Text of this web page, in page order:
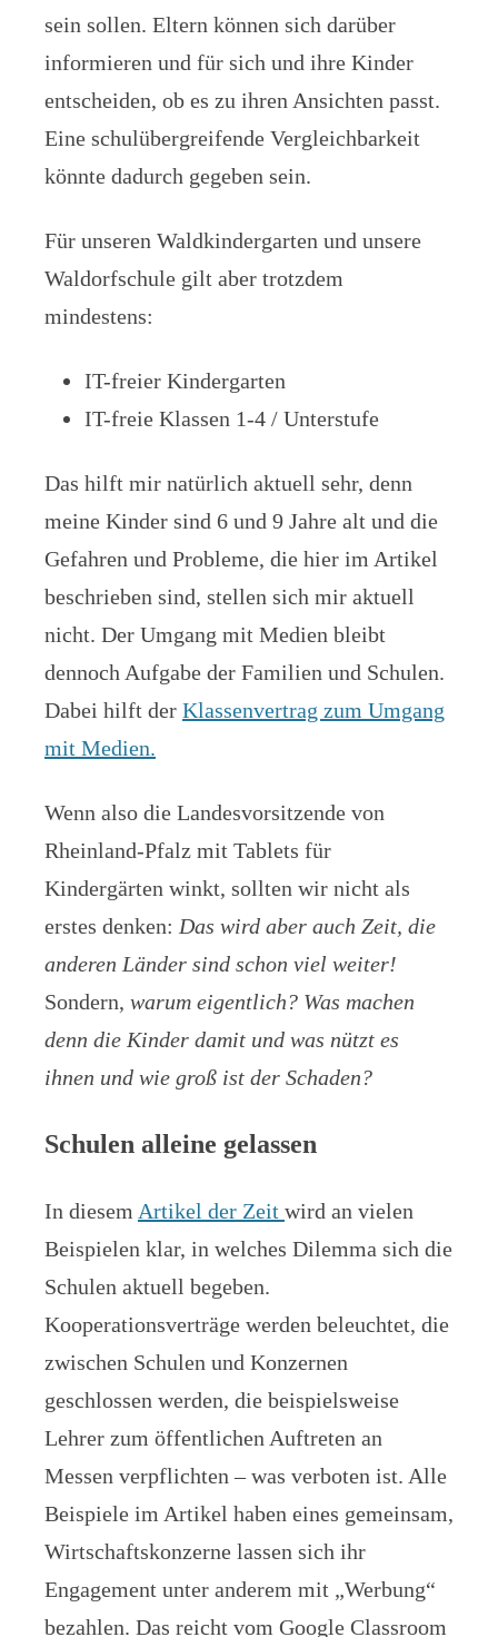
sein sollen. Eltern können sich darüber
informieren und für sich und ihre Kinder
entscheiden, ob es zu ihren Ansichten passt.
Eine schulübergreifende Vergleichbarkeit
könnte dadurch gegeben sein.
Für unseren Waldkindergarten und unsere
Waldorfschule gilt aber trotzdem
mindestens:
IT-freier Kindergarten
IT-freie Klassen 1-4 / Unterstufe
Das hilft mir natürlich aktuell sehr, denn
meine Kinder sind 6 und 9 Jahre alt und die
Gefahren und Probleme, die hier im Artikel
beschrieben sind, stellen sich mir aktuell
nicht. Der Umgang mit Medien bleibt
dennoch Aufgabe der Familien und Schulen.
Dabei hilft der Klassenvertrag zum Umgang
mit Medien.
Wenn also die Landesvorsitzende von
Rheinland-Pfalz mit Tablets für
Kindergärten winkt, sollten wir nicht als
erstes denken: Das wird aber auch Zeit, die
anderen Länder sind schon viel weiter!
Sondern, warum eigentlich? Was machen
denn die Kinder damit und was nützt es
ihnen und wie groß ist der Schaden?
Schulen alleine gelassen
In diesem Artikel der Zeit wird an vielen
Beispielen klar, in welches Dilemma sich die
Schulen aktuell begeben.
Kooperationsverträge werden beleuchtet, die
zwischen Schulen und Konzernen
geschlossen werden, die beispielsweise
Lehrer zum öffentlichen Auftreten an
Messen verpflichten – was verboten ist. Alle
Beispiele im Artikel haben eines gemeinsam,
Wirtschaftskonzerne lassen sich ihr
Engagement unter anderem mit „Werbung“
bezahlen. Das reicht vom Google Classroom